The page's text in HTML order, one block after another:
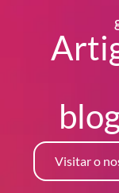
Visitar o